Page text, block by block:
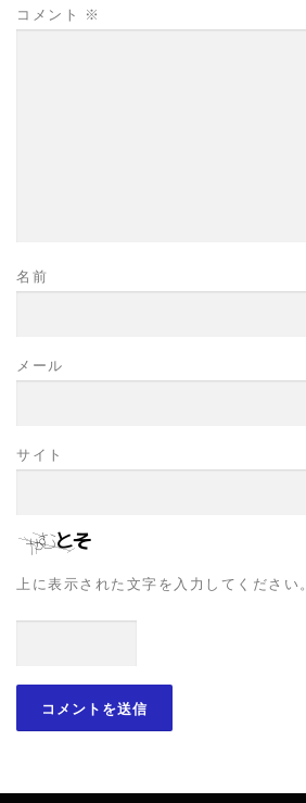
コメント ※
名前
メール
サイト
上に表示された文字を入力してください。